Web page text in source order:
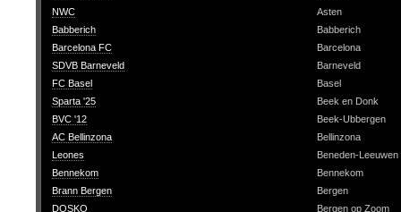
NWC
Asten
Babberich
Babberich
Barcelona FC
Barcelona
SDVB Barneveld
Barneveld
FC Basel
Basel
Sparta '25
Beek en Donk
BVC '12
Beek-Ubbergen
AC Bellinzona
Bellinzona
Leones
Beneden-Leeuwen
Bennekom
Bennekom
Brann Bergen
Bergen
DOSKO
Bergen op Zoom